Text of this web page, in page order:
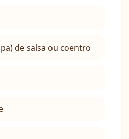
de salsa ou coentro